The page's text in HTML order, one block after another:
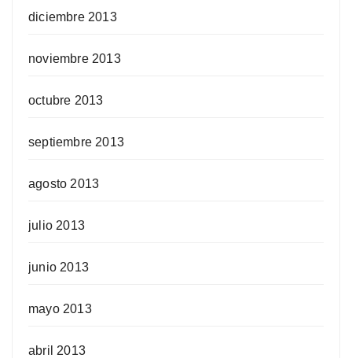
diciembre 2013
noviembre 2013
octubre 2013
septiembre 2013
agosto 2013
julio 2013
junio 2013
mayo 2013
abril 2013